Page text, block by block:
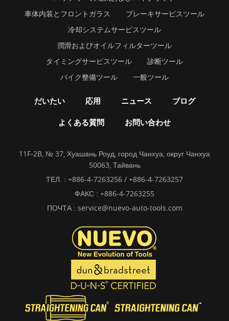
車体内装とフロントガラス
ブレーキサービスツール
冷却システムサービスツール
潤滑およびオイルフィルターツール
タイミングサービスツール
診断ツール
バイク整備ツール
一般ツール
だいたい 応用 ニュース ブログ
よくある質問 お問い合わせ
11F-2B, № 37, Хуашань Роуд, город Чанхуа, округ Чанхуа
50063, Тайвань
ТЕЛ. : +886-4-7263256 / +886-4-7263257
ФАКС : +886-4-7263255
ПОЧТА : service@nuevo-auto-tools.com